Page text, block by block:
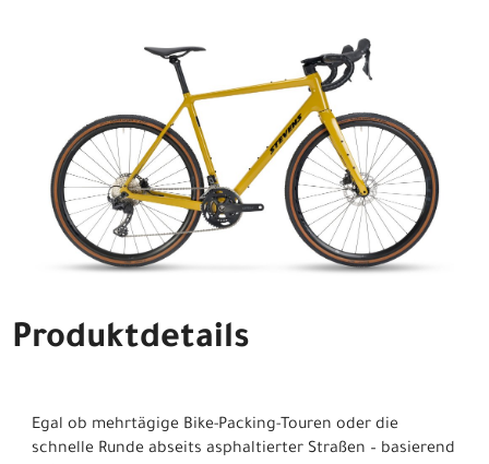
Produktdetails
Egal ob mehrtägige Bike-Packing-Touren oder die
schnelle Runde abseits asphaltierter Straßen – basierend